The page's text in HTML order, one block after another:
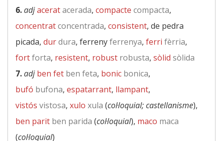
6.adjaceratacerada, compacte compacta,
concentratconcentrada, consistent, de pedra
picada, durdura, ferrenyferrenya, ferri fèrria,
fortforta, resistent, robust robusta, sòlid sòlida
7.adj ben fet ben feta, bonic bonica,
bufó bufona, espatarrant, llampant,
vistós vistosa, xulo xula (col·loquial; castellanisme),
ben parit ben parida (col·loquial), maco maca
(col·loquial)